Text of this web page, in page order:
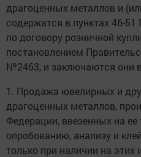
драгоценных металлов и
содержатся в пунктах 46-
по договору розничной
постановлением
№2463, и заключаются они
1. Продажа ювелирных и
драгоценных металлов,
Федерации, ввезенных на
опробованию, анализу и
только при наличии на этих